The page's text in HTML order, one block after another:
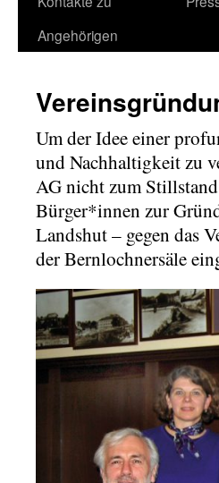
Angehörigen
Um der Idee einer
und Nachhaltigkeit zu
AG nicht zum
Bürger*innen zur
Landshut – gegen das
der Bernlochnersäle